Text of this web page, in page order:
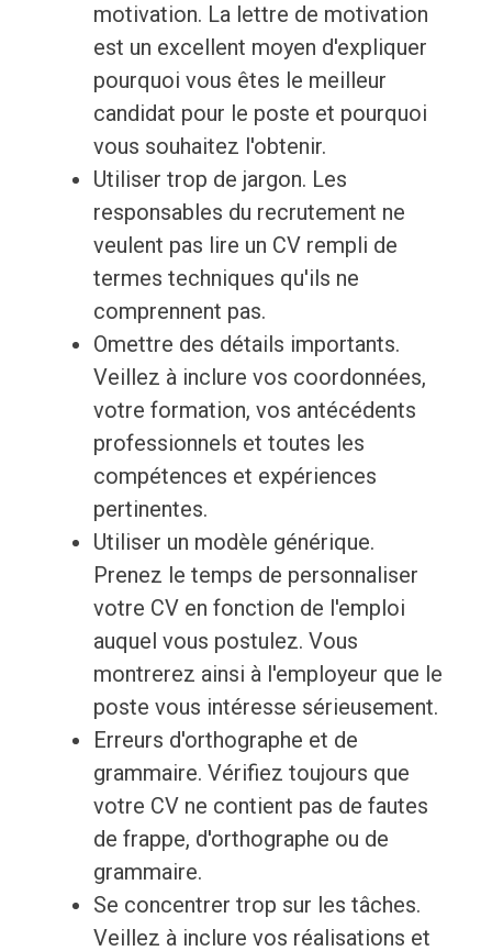
motivation. La lettre de motivation
est un excellent moyen d'expliquer
pourquoi vous êtes le meilleur
candidat pour le poste et pourquoi
vous souhaitez l'obtenir.
Utiliser trop de jargon. Les
responsables du recrutement ne
veulent pas lire un CV rempli de
termes techniques qu'ils ne
comprennent pas.
Omettre des détails importants.
Veillez à inclure vos coordonnées,
votre formation, vos antécédents
professionnels et toutes les
compétences et expériences
pertinentes.
Utiliser un modèle générique.
Prenez le temps de personnaliser
votre CV en fonction de l'emploi
auquel vous postulez. Vous
montrerez ainsi à l'employeur que le
poste vous intéresse sérieusement.
Erreurs d'orthographe et de
grammaire. Vérifiez toujours que
votre CV ne contient pas de fautes
de frappe, d'orthographe ou de
grammaire.
Se concentrer trop sur les tâches.
Veillez à inclure vos réalisations et